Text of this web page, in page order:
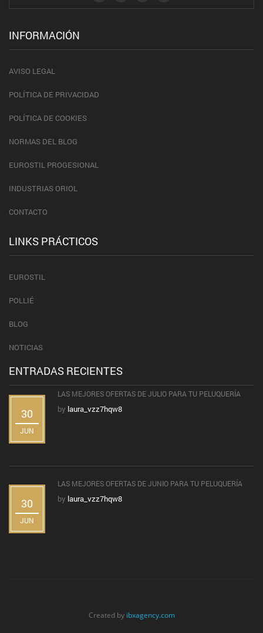
INFORMACIÓN
AVISO LEGAL
POLÍTICA DE PRIVACIDAD
POLÍTICA DE COOKIES
NORMAS DEL BLOG
EUROSTIL PROGESIONAL
INDUSTRIAS ORIOL
CONTACTO
LINKS PRÁCTICOS
EUROSTIL
POLLIÉ
BLOG
NOTICIAS
ENTRADAS RECIENTES
30
JUN
LAS MEJORES OFERTAS DE JULIO PARA TU PELUQUERÍA
by laura_vzz7hqw8
30
JUN
LAS MEJORES OFERTAS DE JUNIO PARA TU PELUQUERÍA
by laura_vzz7hqw8
Created by ibxagency.com